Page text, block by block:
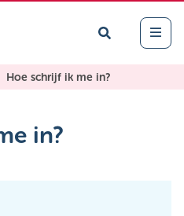
Zoek Open
Hoe schrijf ik me in?
in?